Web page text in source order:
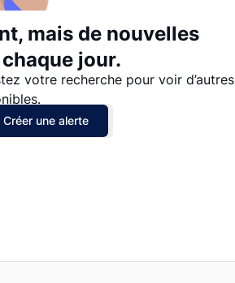
mais de nouvelles
jour.
votre recherche pour voir d’autres
Créer une alerte